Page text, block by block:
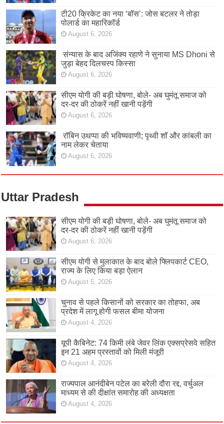
टी20 क्रिकेट का नया ‘बॉस’: जोस बटलर ने तोड़ा
पोलार्ड का महारिकॉर्ड
August 6, 2026
संन्यास के बाद अजिंक्‍य रहाणे ने सुनाया MS Dhoni से
जुड़ा बेहद दिलचस्प किस्सा
August 6, 2026
सीएम योगी की बड़ी घोषणा, बोले- अब घुमंतू समाज को
दर-दर की ठोकरें नहीं खानी पड़ेंगी
August 6, 2026
रॉबिन उथप्पा की भविष्यवाणी; पृथ्वी शॉ और कांबली का
नाम लेकर चेताया
August 6, 2026
Uttar Pradesh
सीएम योगी की बड़ी घोषणा, बोले- अब घुमंतू समाज को
दर-दर की ठोकरें नहीं खानी पड़ेंगी
August 6, 2026
सीएम योगी से मुलाकात के बाद बोले फ्लिपकार्ट CEO,
राज्य के लिए किया बड़ा ऐलान
August 5, 2026
चुनाव से पहले किसानों को सरकार का तोहफा, अब
प्रदेश में लागू होगी फसल बीमा योजना
August 4, 2026
यूपी कैबिनेट: 74 किमी लंबे जेवर लिंक एक्सप्रेसवे सहित
इन 21 अहम प्रस्तावों को मिली मंजूरी
August 4, 2026
राज्यपाल आनंदीबेन पटेल का बरेली दौरा रद्द, वर्चुअल
माध्यम से की दीक्षांत समारोह की अध्यक्षता
August 4, 2026